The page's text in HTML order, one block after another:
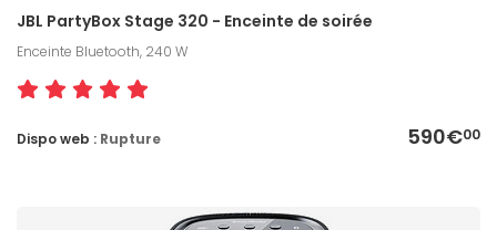
JBL PartyBox Stage 320 - Enceinte de soirée
Enceinte Bluetooth, 240 W
590€00
Dispo web : Rupture